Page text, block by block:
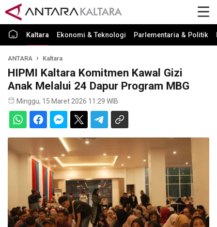
Kaltara Ekonomi & Teknologi Parlementaria & Politik
ANTARA Kaltara
HIPMI Kaltara Komitmen Kawal Gizi
Anak Melalui 24 Dapur Program MBG
Minggu, 15 Maret 2026 11:29 WIB